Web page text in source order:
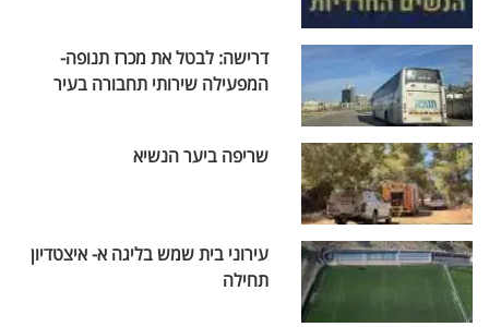
דרישה: לבטל את מכרז תנופה-
המפעילה שירותי תחבורה בעיר
שריפה ביער הנשיא
עירוני בית שמש בליגה א- איצטדיון
תחילה